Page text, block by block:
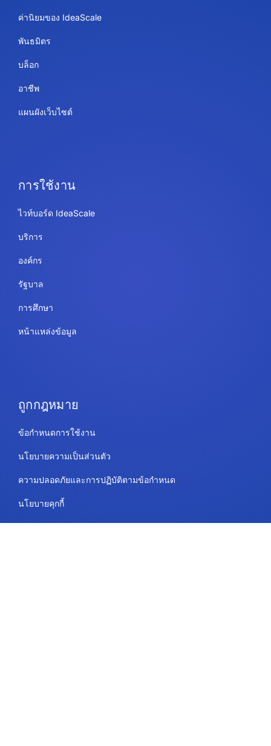
ค่านิยมของ IdeaScale
พันธมิตร
บล็อก
อาชีพ
แผนผังเว็บไซต์
การใช้งาน
ไวท์บอร์ด IdeaScale
บริการ
องค์กร
รัฐบาล
การศึกษา
หน้าแหล่งข้อมูล
ถูกกฎหมาย
ข้อกำหนดการใช้งาน
นโยบายความเป็นส่วนตัว
ความปลอดภัยและการปฏิบัติตามข้อกำหนด
นโยบายคุกกี้